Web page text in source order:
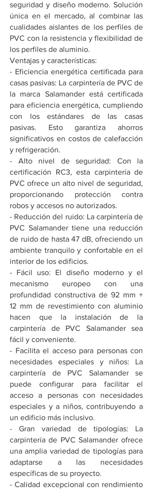
seguridad y diseño moderno. Solución
única en el mercado, al combinar las
cualidades aislantes de los perfiles de
PVC con la resistencia y flexibilidad de
los perfiles de aluminio.
Ventajas y características:
- Eficiencia energética certificada para
casas pasivas: La carpintería de PVC de
la marca Salamander está certificada
para eficiencia energética, cumpliendo
con los estándares de las casas
pasivas. Esto garantiza ahorros
significativos en costos de calefacción
y refrigeración.
- Alto nivel de seguridad: Con la
certificación RC3, esta carpintería de
PVC ofrece un alto nivel de seguridad,
proporcionando protección contra
robos y accesos no autorizados.
- Reducción del ruido: La carpintería de
PVC Salamander tiene una reducción
de ruido de hasta 47 dB, ofreciendo un
ambiente tranquilo y confortable en el
interior de los edificios.
- Fácil uso: El diseño moderno y el
mecanismo europeo con una
profundidad constructiva de 92 mm +
12 mm de revestimiento con aluminio
hacen que la instalación de la
carpintería de PVC Salamander sea
fácil y conveniente.
- Facilita el acceso para personas con
necesidades especiales y niños: La
carpintería de PVC Salamander se
puede configurar para facilitar el
acceso a personas con necesidades
especiales y a niños, contribuyendo a
un edificio más inclusivo.
- Gran variedad de tipologías: La
carpintería de PVC Salamander ofrece
una amplia variedad de tipologías para
adaptarse a las necesidades
específicas de su proyecto.
- Calidad excepcional con rendimiento